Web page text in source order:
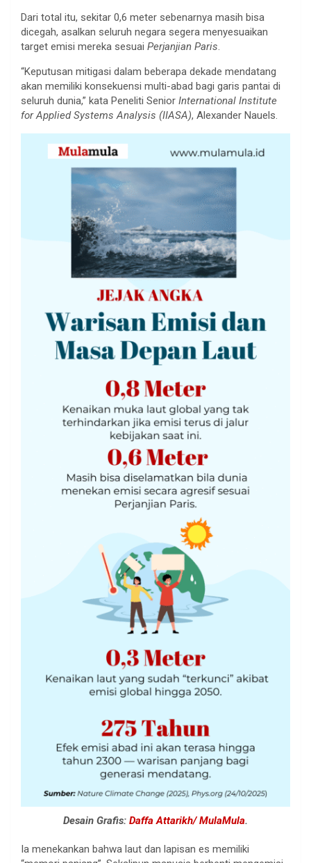
Dari total itu, sekitar 0,6 meter sebenarnya masih bisa
dicegah, asalkan seluruh negara segera menyesuaikan
target emisi mereka sesuai Perjanjian Paris.
“Keputusan mitigasi dalam beberapa dekade mendatang
akan memiliki konsekuensi multi-abad bagi garis pantai di
seluruh dunia,” kata Peneliti Senior International Institute
for Applied Systems Analysis (IIASA), Alexander Nauels.
Desain Grafis: Daffa Attarikh/ MulaMula.
Ia menekankan bahwa laut dan lapisan es memiliki